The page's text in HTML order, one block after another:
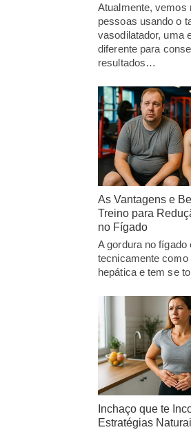
Atualmente, vemos
pessoas usando o
vasodilatador, uma
diferente para
resultados…
As Vantagens e
Treino para
no Fígado
A gordura no fígado
tecnicamente como
hepática e tem se
Inchaço que te
Estratégias